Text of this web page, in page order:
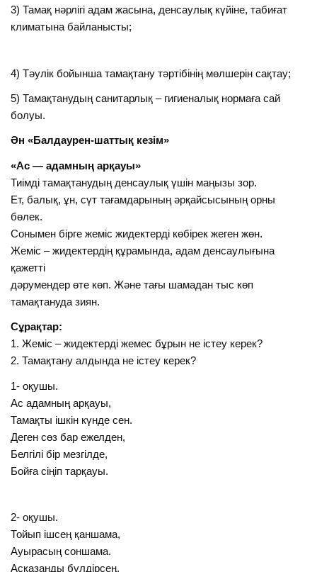
3) Тамақ нәрлігі адам жасына, денсаулық күйіне, табиғат
климатына байланысты;
4) Тәулік бойынша тамақтану тәртібінің мөлшерін сақтау;
5) Тамақтанудың санитарлық – гигиеналық нормаға сай
болуы.
Ән «Балдаурен-шаттық кезім»
«Ас — адамның арқауы»
Тиімді тамақтанудың денсаулық үшін маңызы зор.
Ет, балық, ұн, сүт тағамдарының әрқайсысының орны
бөлек.
Сонымен бірге жеміс жидектерді көбірек жеген жөн.
Жеміс – жидектердің құрамында, адам денсаулығына
қажетті
дәрумендер өте көп. Және тағы шамадан тыс көп
тамақтануда зиян.
Сұрақтар:
1. Жеміс – жидектерді жемес бұрын не істеу керек?
2. Тамақтану алдында не істеу керек?
1- оқушы.
Ас адамның арқауы,
Тамақты ішкін күнде сен.
Деген сөз бар ежелден,
Белгілі бір мезгілде,
Бойға сіңіп тарқауы.
2- оқушы.
Тойып ішсең қаншама,
Ауырасың соншама.
Асқазанды бүлдірсең,